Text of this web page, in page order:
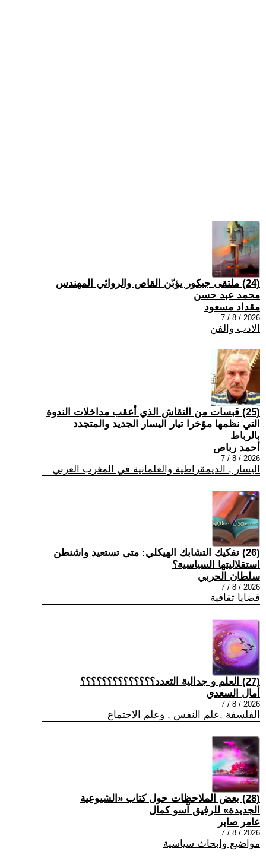
(24) ملتقى جيكور يؤبّن القاص والروائي المهندس
محمد عبد حسن
مقداد مسعود
2026 / 8 / 7
الادب والفن
(25) قبسات من النقاش الذي أعقب مداخلات الندوة
التي نظمها مؤخرا تيار اليسار الجديد والمتجدد
بالرباط
أحمد رباص
2026 / 8 / 7
اليسار , الديمقراطية والعلمانية في المغرب العربي
(26) تفكيك التشابك الهيكلي: متى تستعيد واشنطن
استقلاليتها السياسية؟
سلطان الحربي
2026 / 8 / 7
قضايا ثقافية
(27) العلم و جدالية التعدد؟؟؟؟؟؟؟؟؟؟؟؟؟؟
أمال السعدي
2026 / 8 / 7
الفلسفة ,علم النفس , وعلم الاجتماع
(28) بعض الملاحظات حول كتاب «الشيوعية
الجديدة» للرفيق آسو كمال
عامر صابر
2026 / 8 / 7
مواضيع وابحاث سياسية